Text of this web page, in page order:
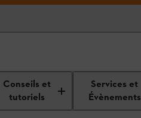
Conseils et
tutoriels
Services et
Évènements